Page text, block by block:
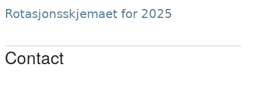
Rotasjonsskjemaet for 2025
Contact